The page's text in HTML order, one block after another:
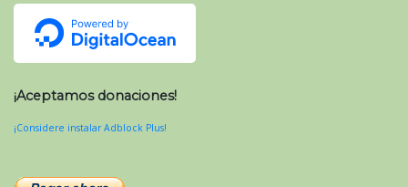
¡Aceptamos donaciones!
¡Considere instalar Adblock Plus!